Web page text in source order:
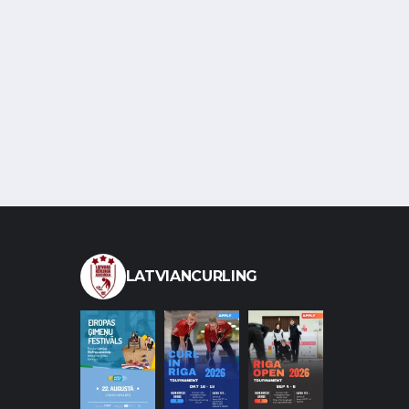
LATVIANCURLING